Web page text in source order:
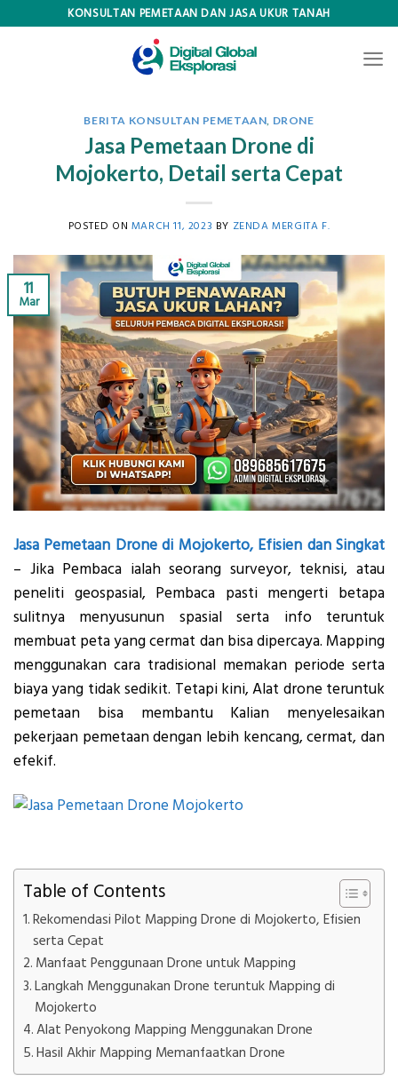
KONSULTAN PEMETAAN DAN JASA UKUR TANAH
BERITA KONSULTAN PEMETAAN, DRONE
Jasa Pemetaan Drone di
Mojokerto, Detail serta Cepat
POSTED ON MARCH 11, 2023 BY ZENDA MERGITA F.
11
Mar
Jasa Pemetaan Drone di Mojokerto, Efisien dan Singkat
– Jika Pembaca ialah seorang surveyor, teknisi, atau
peneliti geospasial, Pembaca pasti mengerti betapa
sulitnya menyusunun spasial serta info teruntuk
membuat peta yang cermat dan bisa dipercaya. Mapping
menggunakan cara tradisional memakan periode serta
biaya yang tidak sedikit. Tetapi kini, Alat drone teruntuk
pemetaan bisa membantu Kalian menyelesaikan
pekerjaan pemetaan dengan lebih kencang, cermat, dan
efekif.
Table of Contents
Rekomendasi Pilot Mapping Drone di Mojokerto, Efisien
serta Cepat
Manfaat Penggunaan Drone untuk Mapping
Langkah Menggunakan Drone teruntuk Mapping di
Mojokerto
Alat Penyokong Mapping Menggunakan Drone
Hasil Akhir Mapping Memanfaatkan Drone